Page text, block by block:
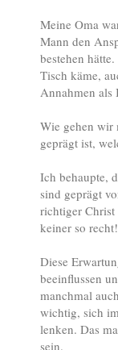
Meine Oma
Mann den
bestehen
Tisch käme,
Annahmen als
Wie gehen wir
geprägt ist,
Ich behaupte,
sind geprägt
richtiger
keiner so recht!
Diese
beeinflussen
manchmal
wichtig, sich
lenken. Das
sein.